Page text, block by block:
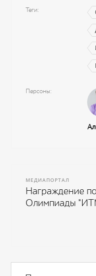
Теги
Персоны
МЕДИАПОРТАЛ
Награждение
Олимпиады